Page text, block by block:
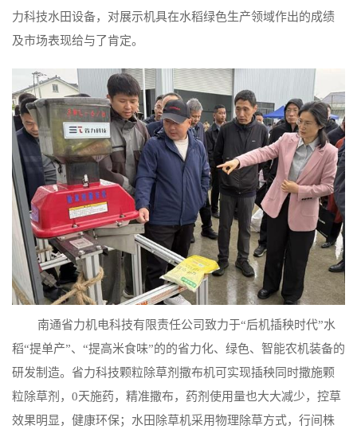
力科技水田设备，对展示机具在水稻绿色生产领域作出的成绩
及市场表现给与了肯定。
南通省力机电科技有限责任公司致力于“后机插秧时代”水
稻“提单产”、“提高米食味”的的省力化、绿色、智能农机装备的
研发制造。省力科技颗粒除草剂撒布机可实现插秧同时撒施颗
粒除草剂，0天施药，精准撒布，药剂使用量也大大减少，控草
效果明显，健康环保；水田除草机采用物理除草方式，行间株